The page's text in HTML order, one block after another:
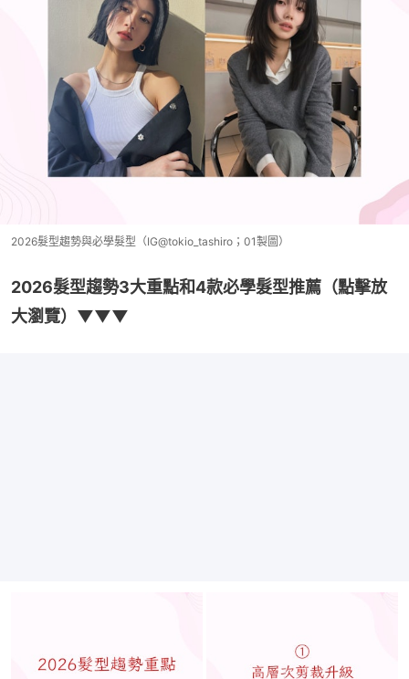
2026髮型趨勢與必學髮型（IG@tokio_tashiro；01製圖）
2026髮型趨勢3大重點和4款必學髮型推薦（點擊放
大瀏覽）▼▼▼